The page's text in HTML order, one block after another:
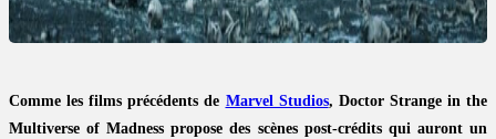
Comme les films précédents de Marvel Studios, Doctor Strange in the
Multiverse of Madness propose des scènes post-crédits qui auront un